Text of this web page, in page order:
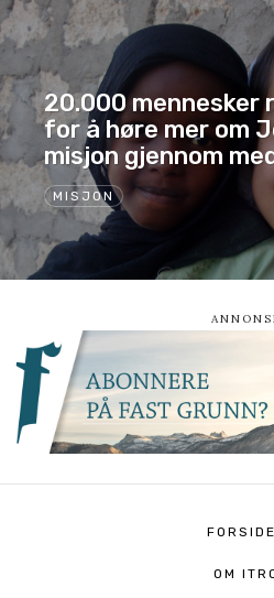
MISJON
20.000 mennesker
for å høre mer om
misjon gjennom
OM